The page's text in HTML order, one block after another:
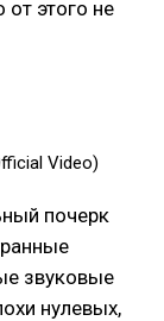
этого не
Video)
почерк
звуковые
нулевых,